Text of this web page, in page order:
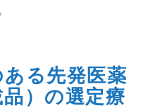
る先発医薬
）の選定療